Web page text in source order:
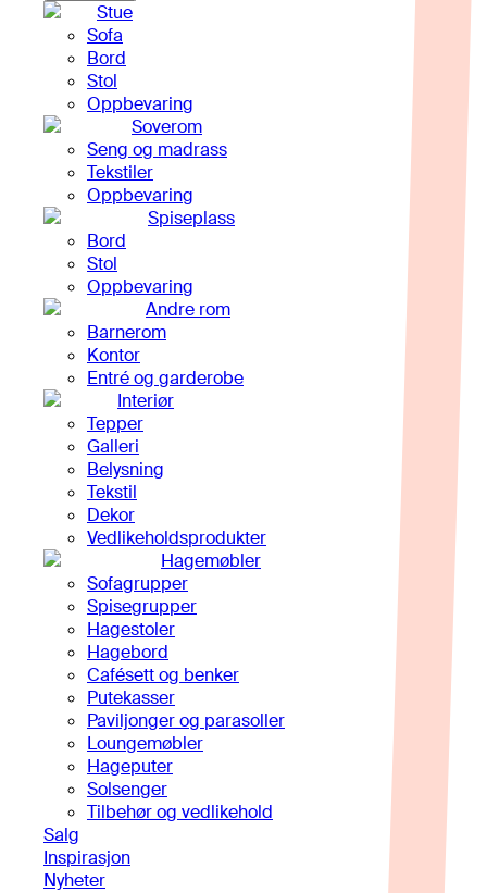
Stue
Sofa
Bord
Stol
Oppbevaring
Soverom
Seng og madrass
Tekstiler
Oppbevaring
Spiseplass
Bord
Stol
Oppbevaring
Andre rom
Barnerom
Kontor
Entré og garderobe
Interiør
Tepper
Galleri
Belysning
Tekstil
Dekor
Vedlikeholdsprodukter
Hagemøbler
Sofagrupper
Spisegrupper
Hagestoler
Hagebord
Cafésett og benker
Putekasser
Paviljonger og parasoller
Loungemøbler
Hageputer
Solsenger
Tilbehør og vedlikehold
Salg
Inspirasjon
Nyheter